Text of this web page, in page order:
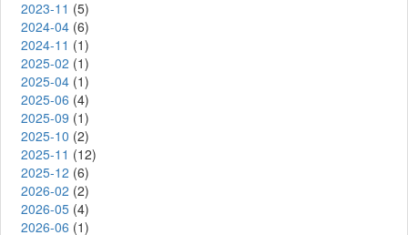
2023-11 (5)
2024-04 (6)
2024-11 (1)
2025-02 (1)
2025-04 (1)
2025-06 (4)
2025-09 (1)
2025-10 (2)
2025-11 (12)
2025-12 (6)
2026-02 (2)
2026-05 (4)
2026-06 (1)